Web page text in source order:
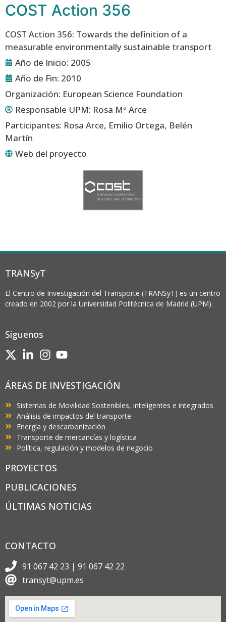
COST Action 356
COST Action 356: Towards the definition of a
measurable environmentally sustainable transport
Año de Inicio: 2005
Año de Fin: 2010
Organización: European Science Foundation
Responsable UPM: Rosa Mª Arce
Participantes: Rosa Arce, Emilio Ortega, Belén
Martín
Web del proyecto
TRANSyT
El Centro de Investigación del Transporte (TRANSyT) es un centro
creado en 2002 por la Universidad Politécnica de Madrid (UPM).
Síguenos
ÁREAS DE INVESTIGACIÓN
Sistemas de Movilidad Sostenibles, inteligentes e integrados
Análisis de impactos del transporte
Energía y descarbonización
Transporte de mercancías y logística
Política, regulación y modelos de negocio
PROYECTOS
PUBLICACIONES
ÚLTIMAS NOTICIAS
CONTACTO
91 067 42 23 | 91 067 42 22
transyt@upm.es